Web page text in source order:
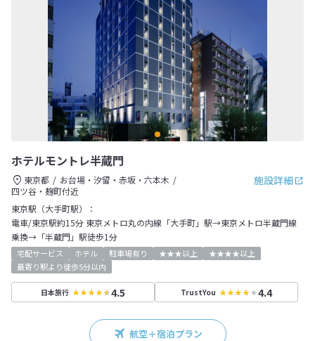
ホテルモントレ半蔵門
施設詳細
東京都
お台場・汐留・赤坂・六本木
四ツ谷・麹町付近
東京駅（大手町駅）：
電車/東京駅約15分 東京メトロ丸の内線「大手町」駅→東京メトロ半蔵門線
乗換→「半蔵門」駅徒歩1分
宅配サービス ホテル 駐車場有り ★★★以上
★★★★以上
最寄り駅より徒歩5分以内
日本旅行 4.5 TrustYou 4.4
航空＋宿泊プラン